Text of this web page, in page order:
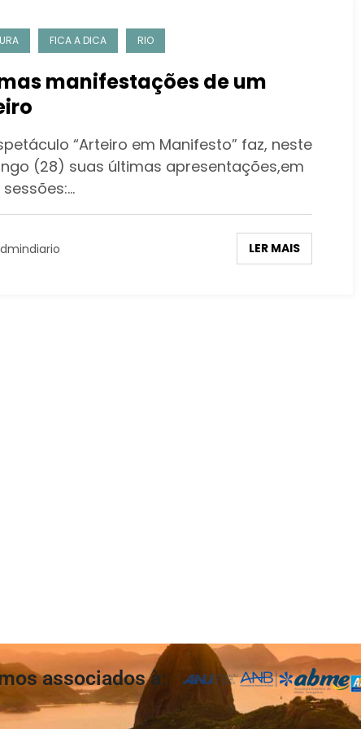
FICA A DICA RIO
manifestações de um
“Arteiro em Manifesto” faz, neste
(28) suas últimas apresentações,em
LER MAIS
associados à: